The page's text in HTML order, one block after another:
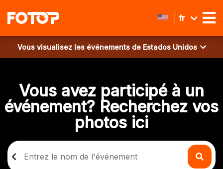
fr
Vous visualisez les événements de Estados Unidos
Vous avez participé à un
événement? Recherchez vos
photos ici